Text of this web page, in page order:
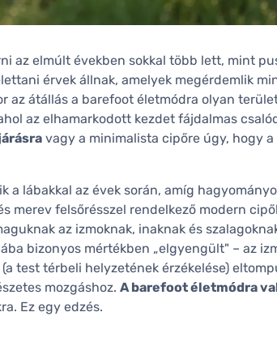
az elmúlt években sokkal több lett, mint
érvek állnak, amelyek megérdemlik
az átállás a barefoot életmódra olyan
az elhamarkodott kezdet fájdalmas
vagy a minimalista cipőre úgy, hogy
a lábakkal az évek során, amíg
merev felsőrésszel rendelkező modern
az izmoknak, inaknak és
bizonyos mértékben „elgyengült" – az
test térbeli helyzetének érzékelése)
mozgáshoz. A barefoot életmódra
Ez egy edzés.